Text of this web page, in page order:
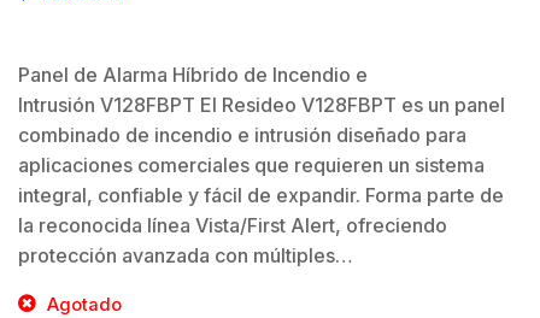
Panel de Alarma Híbrido de Incendio e
Intrusión V128FBPT El Resideo V128FBPT es un panel
combinado de incendio e intrusión diseñado para
aplicaciones comerciales que requieren un sistema
integral, confiable y fácil de expandir. Forma parte de
la reconocida línea Vista/First Alert, ofreciendo
protección avanzada con múltiples…
Agotado